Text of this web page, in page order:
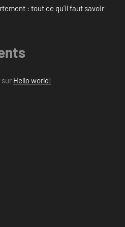
: tout ce qu’il faut savoir
sur Hello world!